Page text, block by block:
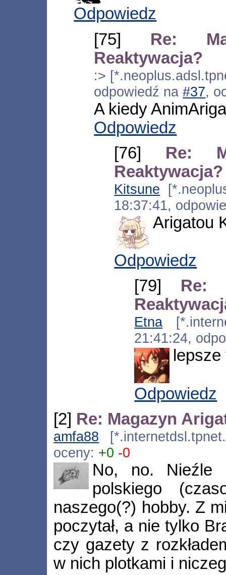
Odpowiedz
[75] Re:
Reaktywacja?
:>
odpowiedź na#37,
A kiedy
Odpowiedz
[76] Re:
Reaktywacja?
Kitsune
18:37:41,
Arigatou
Odpowiedz
[79] Re:
Etna
21:41:24,
Odpowiedz
[2] Re: Magazyn
amfa88
oceny: +0 -0
No, no. Nieźle
polskiego
naszego(?) hobby. Z
poczytał, a nie tylko
czy gazety z
w nich plotkami i